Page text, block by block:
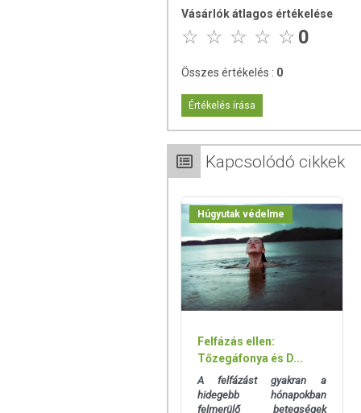
mielőbb orvoshoz, hogy a megfelelő
túl nagy mennyiségű C-vitamin
ÖSSZETEVŐK
tőzegáfonya gyümölcskoncentrátum,
hidroxi-propil-metil-cellulóz),
emulgeálószerek (hidroxi-propil-
színezékek (kármin, vas-oxidok és vas-
Aktív hatóanyagok a napi adagban (2
25:1 arányú tőzegáfonya
Minőségét megőrzi: Lásd a
Tárolás: Száraz, hűvös, napfénytől
Forgalmazza: Béres Gyógyszertár Zrt.
Vásárlók átlagos értékelése
0
Összes értékelés : 0
Értékelés írása
Kapcsolódó cikkek
Húgyutak védelme
Felfázás ellen:
Tőzegáfonya és D...
A felfázást gyakran a
hidegebb hónapokban
felmerülő betegségek